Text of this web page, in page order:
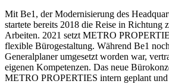
Mit Be1, der Modernisierung des
startete bereits 2018 die Reise in Richtung
Arbeiten. 2021 setzt METRO
flexible Bürogestaltung. Während Be1
Generalplaner umgesetzt worden war,
eigenen Kompetenzen. Das neue
METRO PROPERTIES intern geplant